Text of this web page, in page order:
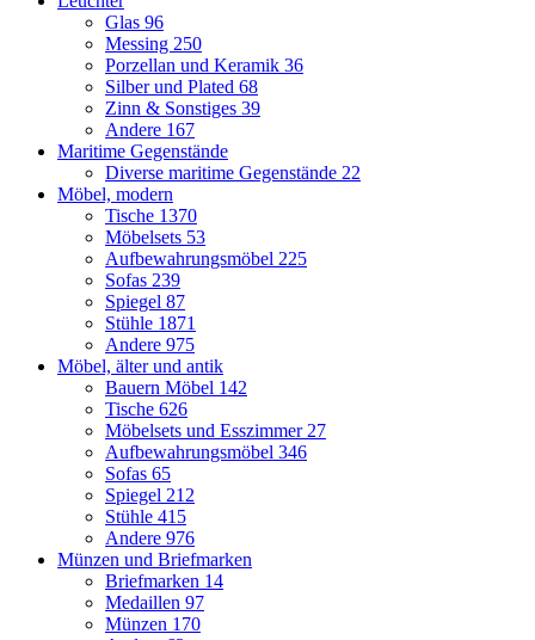
Glas 96
Messing 250
Porzellan und Keramik 36
Silber und Plated 68
Zinn & Sonstiges 39
Andere 167
Maritime Gegenstände
Diverse maritime Gegenstände 22
Möbel, modern
Tische 1370
Möbelsets 53
Aufbewahrungsmöbel 225
Sofas 239
Spiegel 87
Stühle 1871
Andere 975
Möbel, älter und antik
Bauern Möbel 142
Tische 626
Möbelsets und Esszimmer 27
Aufbewahrungsmöbel 346
Sofas 65
Spiegel 212
Stühle 415
Andere 976
Münzen und Briefmarken
Briefmarken 14
Medaillen 97
Münzen 170